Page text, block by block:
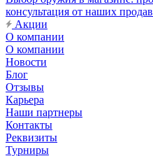
консультация от наших
Акции
О компании
О компании
Новости
Блог
Отзывы
Карьера
Наши партнеры
Контакты
Реквизиты
Турниры